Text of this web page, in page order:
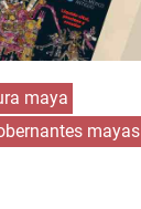
maya
mayas